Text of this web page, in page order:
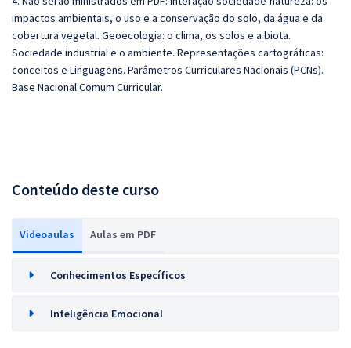
impactos ambientais, o uso e a conservação do solo, da água e da
cobertura vegetal. Geoecologia: o clima, os solos e a biota.
Sociedade industrial e o ambiente. Representações cartográficas:
conceitos e Linguagens. Parâmetros Curriculares Nacionais (PCNs).
Base Nacional Comum Curricular.
Conteúdo deste curso
Videoaulas Aulas em PDF
Conhecimentos Específicos
Inteligência Emocional